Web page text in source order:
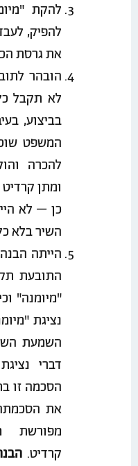
להקת
להפיק,
את גרסת
הובהר
לא תקבל
בביצוע,
המשפט
להכרה
ומתן
כן – לא
השיר בלא
הייתה
התובעת
"מיומנה"
נציגת
השמעת
דברי
הסכמה זו
את
קרדיט.